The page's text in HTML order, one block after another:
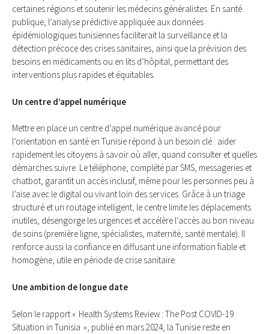
certaines régions et soutenir les médecins généralistes. En santé
publique, l’analyse prédictive appliquée aux données
épidémiologiques tunisiennes faciliterait la surveillance et la
détection précoce des crises sanitaires, ainsi que la prévision des
besoins en médicaments ou en lits d’hôpital, permettant des
interventions plus rapides et équitables.
Un centre d’appel numérique
Mettre en place un centre d’appel numérique avancé pour
l’orientation en santé en Tunisie répond à un besoin clé : aider
rapidement les citoyens à savoir où aller, quand consulter et quelles
démarches suivre. Le téléphone, complété par SMS, messageries et
chatbot, garantit un accès inclusif, même pour les personnes peu à
l’aise avec le digital ou vivant loin des services. Grâce à un triage
structuré et un routage intelligent, le centre limite les déplacements
inutiles, désengorge les urgences et accélère l’accès au bon niveau
de soins (première ligne, spécialistes, maternité, santé mentale). Il
renforce aussi la confiance en diffusant une information fiable et
homogène, utile en période de crise sanitaire.
Une ambition de longue date
Selon le rapport « Health Systems Review : The Post COVID-19
Situation in Tunisia », publié en mars 2024, la Tunisie reste en